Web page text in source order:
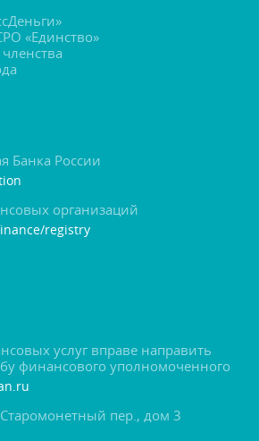
«Единство»
Банка России
организаций
registry
услуг вправе направить
финансового уполномоченного
пер., дом 3